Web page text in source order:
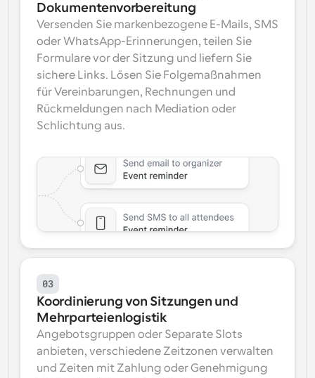
Dokumentenvorbereitung
Versenden Sie markenbezogene E-Mails, SMS
oder WhatsApp-Erinnerungen, teilen Sie
Formulare vor der Sitzung und liefern Sie
sichere Links. Lösen Sie Folgemaßnahmen
für Vereinbarungen, Rechnungen und
Rückmeldungen nach Mediation oder
Schlichtung aus.
03
Koordinierung von Sitzungen und
Mehrparteienlogistik
Angebotsgruppen oder Separate Slots
anbieten, verschiedene Zeitzonen verwalten
und Zeiten mit Zahlung oder Genehmigung